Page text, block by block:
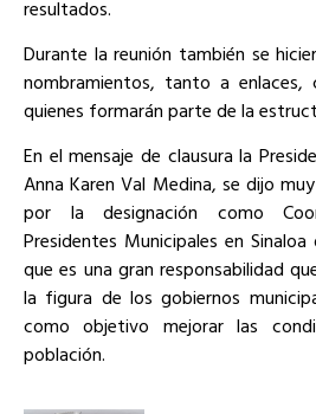
resultados.
Durante la reunión también se
nombramientos, tanto a enlaces,
quienes formarán parte de la
En el mensaje de clausura la
Anna Karen Val Medina, se dijo
por la designación como
Presidentes Municipales en
que es una gran responsabilidad
la figura de los gobiernos
como objetivo mejorar las
población.